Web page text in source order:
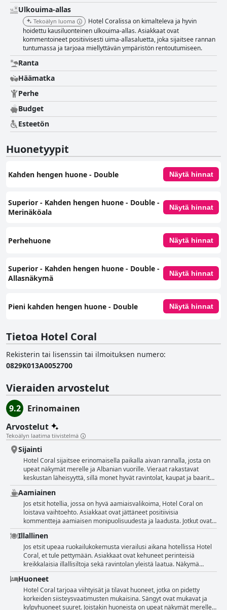
Ulkouima-allas
Tekoälyn luoma
Hotel Coralissa on kimalteleva ja hyvin
hoidettu kausiluonteinen ulkouima-allas. Asiakkaat ovat
kommentoineet positiivisesti uima-allasaluetta, joka sijaitsee rannan
tuntumassa ja tarjoaa miellyttävän ympäristön rentoutumiseen.
Ranta
Häämatka
Perhe
Budget
Esteetön
Huonetyypit
Kahden hengen huone - Double Näytä hinnat
Superior - Kahden hengen huone - Double -
Merinäköala
Näytä hinnat
Perhehuone Näytä hinnat
Superior - Kahden hengen huone - Double -
Allasnäkymä
Näytä hinnat
Pieni kahden hengen huone - Double Näytä hinnat
Tietoa Hotel Coral
Rekisterin tai lisenssin tai ilmoituksen numero:
0829Κ013Α0052700
Vieraiden arvostelut
9.2
Erinomainen
Arvostelut
Tekoälyn laatima tiivistelmä
Sijainti
Hotel Coral sijaitsee erinomaisella paikalla aivan rannalla, josta on
upeat näkymät merelle ja Albanian vuorille. Vieraat rakastavat
keskustan läheisyyttä, sillä monet hyvät ravintolat, kaupat ja baarit
ovat vain lyhyen kävelymatkan päässä. Hotelli on myös loistava
lähtöpiste retkille ja kävelykierroksille. Monet arvostelijat arvostavat
alueen rauhallisuutta kaukana kaupungin ruuhkaisesta keskustasta.
Lisäksi hotellin ravintola on hyvin pidetty, sillä se tarjoaa kauniit
näkymät herkullisesta ateriasta nauttien. Huolimatta siitä, että
hotelli sijaitsee hieman kauempana joistakin nähtävyyksistä, vieraat
ovat yhtä mieltä siitä, että hotellin sijainti on ihanteellinen niille, jotka
rakastavat merta, sillä ranta on vain muutaman askeleen päässä.
Hotellissa on myös kaunis puutarha, jossa vieraat voivat rentoutua ja
nauttia rauhallisesta ympäristöstä.
Aamiainen
Jos etsit hotellia, jossa on hyvä aamiaisvalikoima, Hotel Coral on
loistava vaihtoehto. Asiakkaat ovat jättäneet positiivisia
kommentteja aamiaisen monipuolisuudesta ja laadusta. Jotkut ovat
jopa maininneet upean ruoan ja hyvän hinta-laatusuhteen.
Aamiainen palvelee tyypillisesti brittiläisiä vieraita, mutta
vaihtoehtoja on silti tarjolla kaikille. Jos etsit perinteistä kreikkalaista
aamiaista, saatat hieman pettyä, mutta kaiken kaikkiaan vieraat
olivat tyytyväisiä. Monet nauttivat aamiaisesta terassilla, josta
avautui kaunis merinäköala. COVID-19-varotoimet ovat vaikuttaneet
aamiaistarjontaan joissakin hotelleissa, mutta vieraat pitivät
aamiaista silti täyttävänä ja riittävänä. Muutamat arvostelijat
mainitsivat kuitenkin, että aamiainen oli keskinkertainen tai
vaihteleva. Kaiken kaikkiaan Hotel Coralin aamiainen on
Illallinen
Jos etsit upeaa ruokailukokemusta vierailusi aikana hotellissa Hotel
Coral, et tule pettymään. Asiakkaat ovat kehuneet perinteisiä
kreikkalaisia illallisiltoja sekä ravintolan yleistä laatua. Näkymä
merelle ja tuoreet raaka-aineet, jotka on hankittu hotellin omasta
puutarhasta, aidompaa ja herkullisempaa ateriaa on vaikea löytää.
Hotellissa järjestetään myös kaksi kertaa viikossa tapahtumailtoja,
joissa on elävää musiikkia ja kreikkalainen BBQ-buffet. Ja jos kaipaat
virkistävää juomaa, vieraat ovat pitäneet hotellin ravintolassa
Huoneet
Hotel Coral tarjoaa viihtyisät ja tilavat huoneet, jotka on pidetty
korkeiden siisteysvaatimusten mukaisina. Sängyt ovat mukavat ja
kylpyhuoneet suuret. Joistakin huoneista on upeat näkymät merelle.